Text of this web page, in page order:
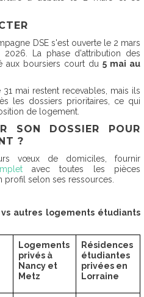
DSE s'est ouverte le 2 mars
La phase d'attribution des
aux boursiers court du 5 mai au
mai restent recevables, mais ils
les dossiers prioritaires, ce qui
de logement.
SON DOSSIER POUR
?
vœux de domiciles, fournir
avec toutes les pièces
profil selon ses ressources.
vs autres logements étudiants
Logements
privés à
Nancy et
Metz
Résidences
étudiantes
privées en
Lorraine